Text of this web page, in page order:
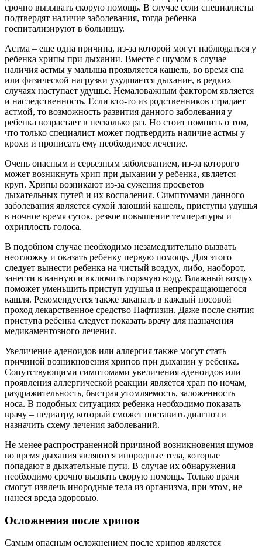
срочно вызывать скорую помощь. В случае если специалисты
подтвердят наличие заболевания, тогда ребенка
госпитализируют в больницу.
Астма – еще одна причина, из-за которой могут наблюдаться у
ребенка хрипы при дыхании. Вместе с шумом в случае
наличия астмы у малыша проявляется кашель, во время сна
или физической нагрузки ухудшается дыхание, в редких
случаях наступает удушье. Немаловажным фактором является
и наследственность. Если кто-то из родственников страдает
астмой, то возможность развития данного заболевания у
ребенка возрастает в несколько раз. Но стоит помнить о том,
что только специалист может подтвердить наличие астмы у
крохи и прописать ему необходимое лечение.
Очень опасным и серьезным заболеванием, из-за которого
может возникнуть хрип при дыхании у ребенка, является
круп. Хрипы возникают из-за сужения просветов
дыхательных путей и их воспаления. Симптомами данного
заболевания является сухой лающий кашель, приступы удушья
в ночное время суток, резкое повышение температуры и
охриплость голоса.
В подобном случае необходимо незамедлительно вызвать
неотложку и оказать ребенку первую помощь. Для этого
следует вынести ребенка на чистый воздух, либо, наоборот,
занести в ванную и включить горячую воду. Влажный воздух
поможет уменьшить приступ удушья и непрекращающегося
кашля. Рекомендуется также закапать в каждый носовой
проход лекарственное средство Нафтизин. Даже после снятия
приступа ребенка следует показать врачу для назначения
медикаментозного лечения.
Увеличение аденоидов или аллергия также могут стать
причиной возникновения хрипов при дыхании у ребенка.
Сопутствующими симптомами увеличения аденоидов или
проявления аллергической реакции является храп по ночам,
раздражительность, быстрая утомляемость, заложенность
носа. В подобных ситуациях ребенка необходимо показать
врачу – педиатру, который сможет поставить диагноз и
назначить схему лечения заболеваний.
Не менее распространенной причиной возникновения шумов
во время дыхания являются инородные тела, которые
попадают в дыхательные пути. В случае их обнаружения
необходимо срочно вызвать скорую помощь. Только врачи
смогут извлечь инородные тела из организма, при этом, не
нанеся вреда здоровью.
Осложнения после хрипов
Самым опасным осложнением после хрипов является